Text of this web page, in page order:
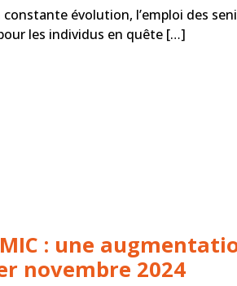
évolution, l’emploi des
les individus en quête […]
: une
novembre 2024